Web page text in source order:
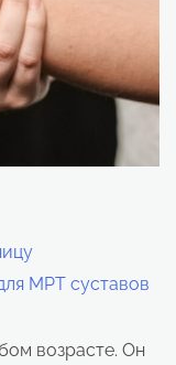
МРТ суставов
возрасте. Он